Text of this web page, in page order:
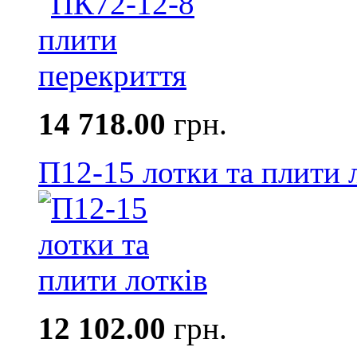
14 718.00 грн.
П12-15 лотки та плити
12 102.00 грн.